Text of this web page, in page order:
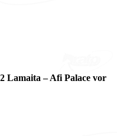
Lamaita – Afi Palace vor